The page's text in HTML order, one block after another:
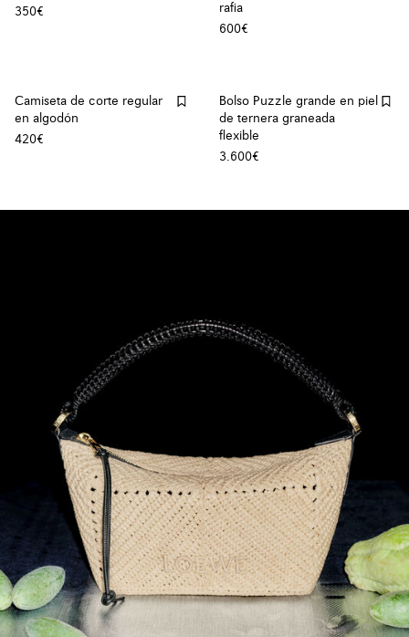
350€
rafia
600€
Camiseta de corte regular
en algodón
420€
Bolso Puzzle grande en piel
de ternera graneada
flexible
3.600€